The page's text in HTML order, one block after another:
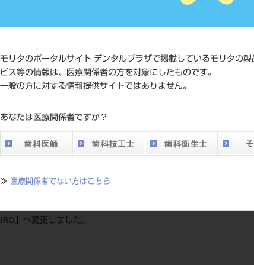
モリタのポータルサイト デンタルプラザで掲載しているモリタの製
ビス等の情報は、医療関係者の方を対象にしたものです。
一般の方に対する情報提供サイトではありません。
あなたは医療関係者ですか？
≫ 医療関係者でない方はこちら
標準価格
ネット
メーカー （株）
」へ変更しました。